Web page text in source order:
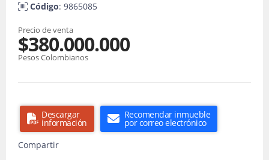
Código: 9865085
Precio de venta
$380.000.000
Pesos Colombianos
Descargar
información
Recomendar inmueble
por correo electrónico
Compartir